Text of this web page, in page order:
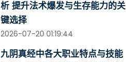
析 提升法术爆发与生存能力的关
键选择
2026-07-20 01:19:44
九阴真经中各大职业特点与技能